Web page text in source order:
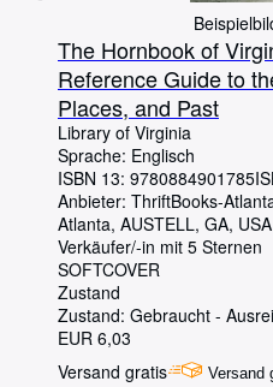
The Hornbook of
Reference Guide to
Places, and Past
Library of Virginia
Sprache: Englisch
ISBN 13: 9780884901785
Anbieter: ThriftBooks-
Atlanta, AUSTELL, GA, USA
Verkäufer/-in mit 5 Sternen
SOFTCOVER
Zustand
Zustand: Gebraucht -
EUR 6,03
Versand gratis
Versand